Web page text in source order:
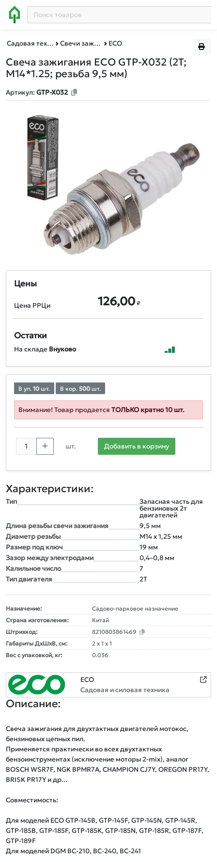
Садовая техника, оснастка и принадлежности Свечи зажигания ECO
Свеча зажигания ECO GTP-X032 (2Т;
М14*1.25; резьба 9,5 мм)
Артикул: GTP-X032
Цены
Цена РРЦи 126,00 ₽
Остатки
На складе Внуково
В уп. 10 шт. В кор. 500 шт.
Внимание! Товар продается ТОЛЬКО кратно 10 шт.
шт. Добавить в корзину
Характеристики:
Тип
Запасная часть для
бензиновых 2т
двигателей
Длина резьбы свечи зажигания
9,5 мм
Диаметр резьбы
М14 x 1,25 мм
Размер под ключ
19 мм
Зазор между электродами
0,4–0,8 мм
Калильное число
7
Тип двигателя
2Т
Назначение:
Садово-парковое назначение
Страна изготовления:
Китай
Штрихкод:
8210803861469
Габариты ДxШxВ, см:
2 x 1 x 1
Вес с упаковкой, кг:
0.036
ECO
Садовая и силовая техника
Описание:
Свеча зажигания для двухтактных двигателей мотокос,
бензиновых цепных пил.
Применяется практически во всех двухтактных
бензоинструментах (исключение моторы 2-mix), аналог
BOSCH WSR7F, NGK BPMR7A, CHAMPION CJ7Y, OREGON PR17Y,
BRISK PR17Y и др...
Совместимость:
Для моделей ECO GTP-145B, GTP-145F, GTP-145N, GTP-145R,
GTP-185B, GTP-185F, GTP-185K, GTP-185N, GTP-185R, GTP-187F,
GTP-189F
Для моделей DGM BC-210, BC-240, BC-241